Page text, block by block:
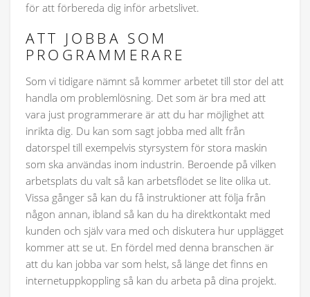
för att förbereda dig inför arbetslivet.
ATT JOBBA SOM
PROGRAMMERARE
Som vi tidigare nämnt så kommer arbetet till stor del att
handla om problemlösning. Det som är bra med att
vara just programmerare är att du har möjlighet att
inrikta dig. Du kan som sagt jobba med allt från
datorspel till exempelvis styrsystem för stora maskin
som ska användas inom industrin. Beroende på vilken
arbetsplats du valt så kan arbetsflödet se lite olika ut.
Vissa gånger så kan du få instruktioner att följa från
någon annan, ibland så kan du ha direktkontakt med
kunden och själv vara med och diskutera hur upplägget
kommer att se ut. En fördel med denna branschen är
att du kan jobba var som helst, så länge det finns en
internetuppkoppling så kan du arbeta på dina projekt.